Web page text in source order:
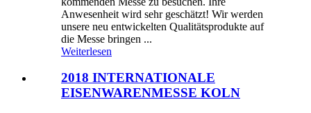
Anwesenheit wird sehr geschätzt! Wir werden
unsere neu entwickelten Qualitätsprodukte auf
die Messe bringen ...
Weiterlesen
2018 INTERNATIONALE
EISENWARENMESSE KOLN